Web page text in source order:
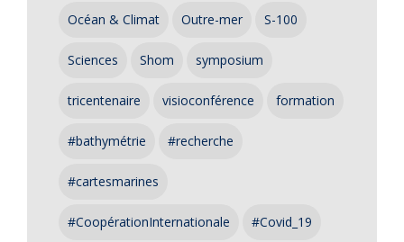
Océan & Climat Outre-mer S-100
Sciences Shom symposium
tricentenaire visioconférence formation
#bathymétrie #recherche
#cartesmarines
#CoopérationInternationale #Covid_19